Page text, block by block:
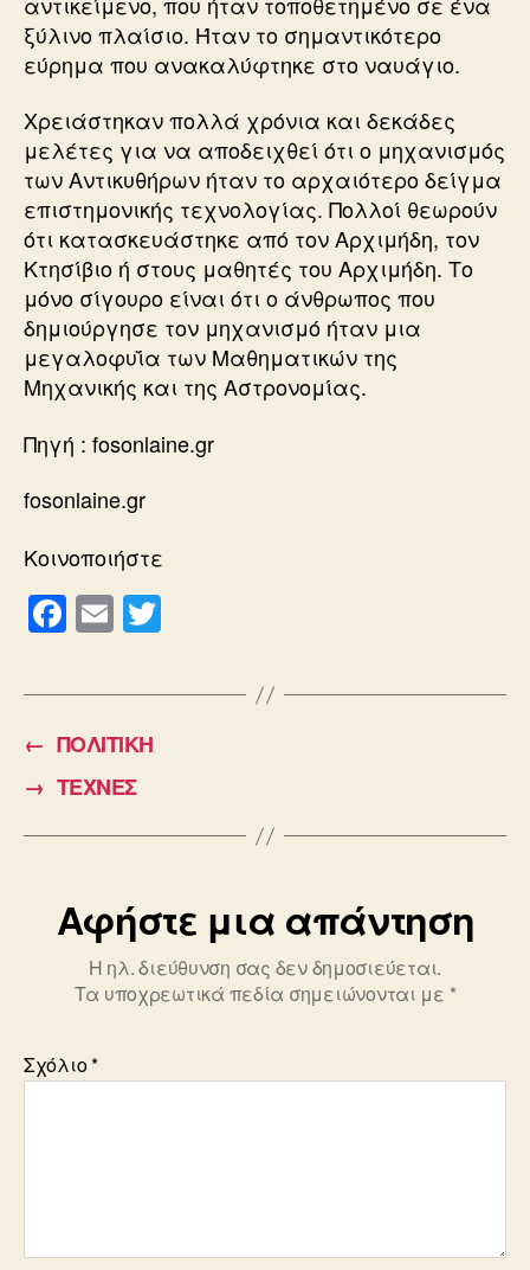
ξύλινο πλαίσιο. Ήταν το σημαντικότερο
εύρημα που ανακαλύφτηκε στο ναυάγιο.
Χρειάστηκαν πολλά χρόνια και δεκάδες
μελέτες για να αποδειχθεί ότι ο μηχανισμός
των Αντικυθήρων ήταν το αρχαιότερο δείγμα
επιστημονικής τεχνολογίας. Πολλοί θεωρούν
ότι κατασκευάστηκε από τον Αρχιμήδη, τον
Κτησίβιο ή στους μαθητές του Αρχιμήδη. Το
μόνο σίγουρο είναι ότι ο άνθρωπος που
δημιούργησε τον μηχανισμό ήταν μια
μεγαλοφυΐα των Μαθηματικών της
Μηχανικής και της Αστρονομίας.
Πηγή : fosonlaine.gr
fosonlaine.gr
Κοινοποιήστε
F
c
e
b
o
o
E
ailtt
← ΠΟΛΙΤΙΚΗ
→ ΤΕΧΝΕΣ
Αφήστε μια απάντηση
Η ηλ. διεύθυνση σας δεν δημοσιεύεται.
Τα υποχρεωτικά πεδία σημειώνονται με *
Σχόλιο*